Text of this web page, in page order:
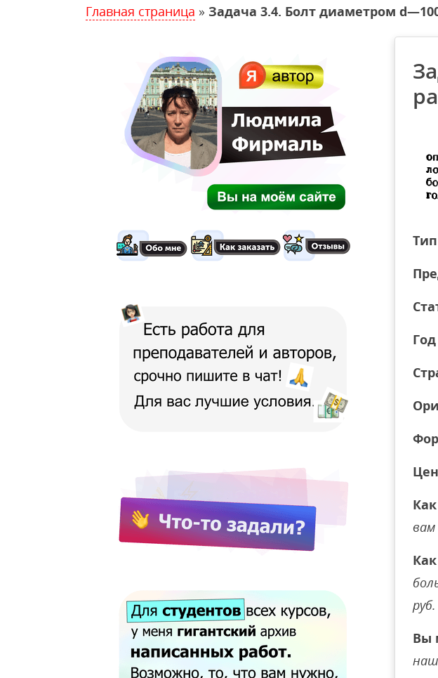
Главная страница » Задача 3.4. Болт диаметром
руб.
Вы